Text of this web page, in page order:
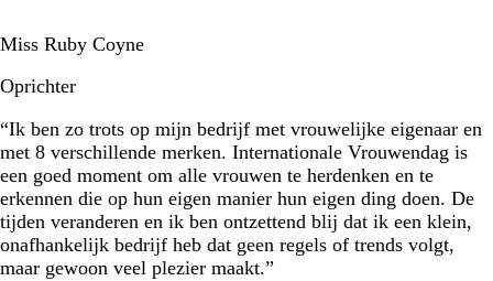
Miss Ruby Coyne
Oprichter
“Ik ben zo trots op mijn bedrijf met vrouwelijke eigenaar en
met 8 verschillende merken. Internationale Vrouwendag is
een goed moment om alle vrouwen te herdenken en te
erkennen die op hun eigen manier hun eigen ding doen. De
tijden veranderen en ik ben ontzettend blij dat ik een klein,
onafhankelijk bedrijf heb dat geen regels of trends volgt,
maar gewoon veel plezier maakt.”